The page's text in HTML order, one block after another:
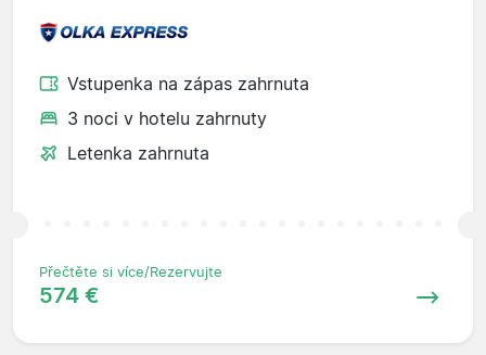
Vstupenka na zápas zahrnuta
3 noci v hotelu zahrnuty
Letenka zahrnuta
Přečtěte si více/Rezervujte
574 €